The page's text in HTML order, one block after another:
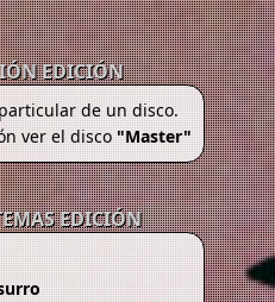
EDICIÓN
de un disco.
ver el disco"Master"
EDICIÓN